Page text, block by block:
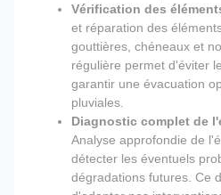
Vérification des
et réparation des
gouttières, chéneaux et
régulière permet d'éviter
garantir une évacuation
pluviales.
Diagnostic complet de
Analyse approfondie de
détecter les éventuels
dégradations futures. Ce